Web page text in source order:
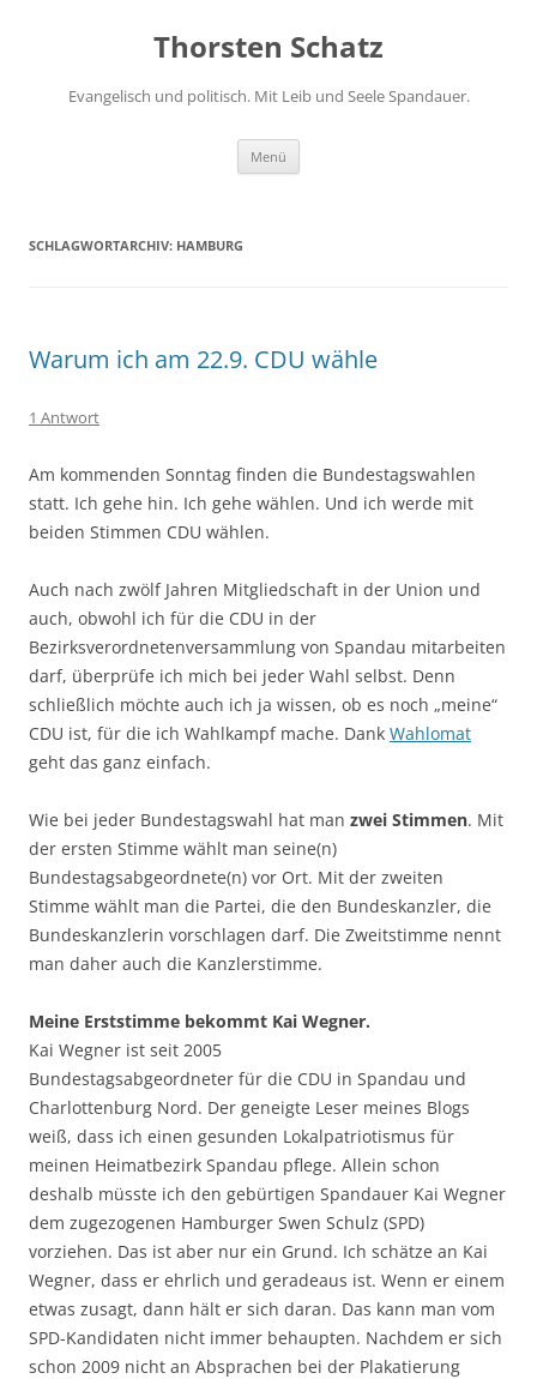
Thorsten Schatz
Evangelisch und politisch. Mit Leib und Seele Spandauer.
Menü
SCHLAGWORTARCHIV: HAMBURG
Warum ich am 22.9. CDU wähle
1 Antwort
Am kommenden Sonntag finden die Bundestagswahlen
statt. Ich gehe hin. Ich gehe wählen. Und ich werde mit
beiden Stimmen CDU wählen.
Auch nach zwölf Jahren Mitgliedschaft in der Union und
auch, obwohl ich für die CDU in der
Bezirksverordnetenversammlung von Spandau mitarbeiten
darf, überprüfe ich mich bei jeder Wahl selbst. Denn
schließlich möchte auch ich ja wissen, ob es noch „meine“
CDU ist, für die ich Wahlkampf mache. Dank Wahlomat
geht das ganz einfach.
Wie bei jeder Bundestagswahl hat man zwei Stimmen. Mit
der ersten Stimme wählt man seine(n)
Bundestagsabgeordnete(n) vor Ort. Mit der zweiten
Stimme wählt man die Partei, die den Bundeskanzler, die
Bundeskanzlerin vorschlagen darf. Die Zweitstimme nennt
man daher auch die Kanzlerstimme.
Meine Erststimme bekommt Kai Wegner.
Kai Wegner ist seit 2005
Bundestagsabgeordneter für die CDU in Spandau und
Charlottenburg Nord. Der geneigte Leser meines Blogs
weiß, dass ich einen gesunden Lokalpatriotismus für
meinen Heimatbezirk Spandau pflege. Allein schon
deshalb müsste ich den gebürtigen Spandauer Kai Wegner
dem zugezogenen Hamburger Swen Schulz (SPD)
vorziehen. Das ist aber nur ein Grund. Ich schätze an Kai
Wegner, dass er ehrlich und geradeaus ist. Wenn er einem
etwas zusagt, dann hält er sich daran. Das kann man vom
SPD-Kandidaten nicht immer behaupten. Nachdem er sich
schon 2009 nicht an Absprachen bei der Plakatierung